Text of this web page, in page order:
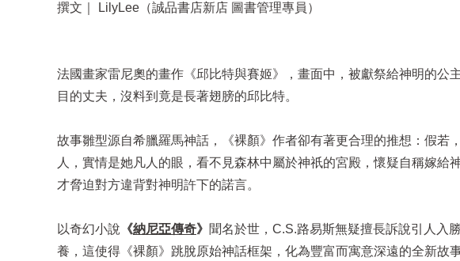
撰文｜ LilyLee（誠品書店新店 圖書管理專員）
法國畫家雷尼奧的畫作《邱比特與賽姬》，畫面中，被獻祭給神明的公
目的丈夫，沒料到竟是長著翅膀的邱比特。
故事雛型源自希臘羅馬神話，《裸顏》作者卻有著更合理的推想：假若
人，實情是她凡人的眼，看不見森林中屬於神祇的宮殿，懷疑自稱嫁給
才脅迫對方違背對神明許下的諾言。
以奇幻小說 《納尼亞傳奇》 聞名於世，C.S.路易斯無疑擅長訴說引人入
養，這使得《裸顏》跳脫原始神話框架，化為豐富而寓意深遠的全新故事